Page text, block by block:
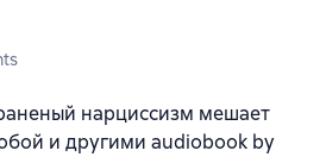
нарциссизм мешает
и другими audiobook by